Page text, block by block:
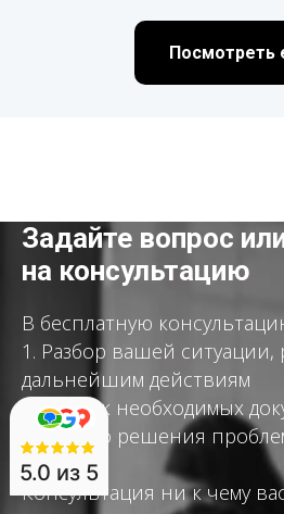
Посмотреть
Задайте вопрос
на консультацию
В бесплатную
1. Разбор вашей
дальнейшим действиям
2. Список необходимых
быстрого решения
Консультация ни к чему
5.0 из 5